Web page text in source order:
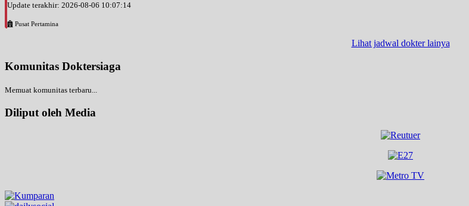
Update terakhir: 2026-08-06 10:07:14
Pusat Pertamina
Lihat jadwal dokter lainya
Komunitas Doktersiaga
Memuat komunitas terbaru...
Diliput oleh Media